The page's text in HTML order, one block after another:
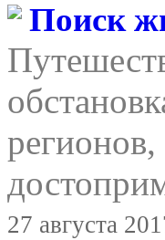
Поиск
27 августа